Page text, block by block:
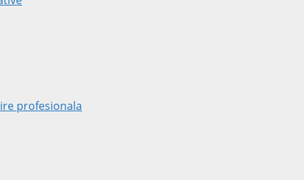
profesionala